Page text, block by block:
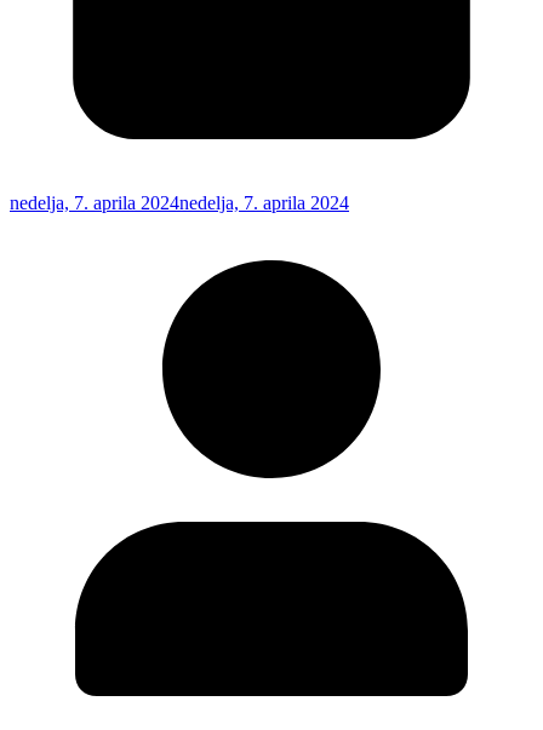
nedelja, 7. aprila 2024nedelja, 7. aprila 2024